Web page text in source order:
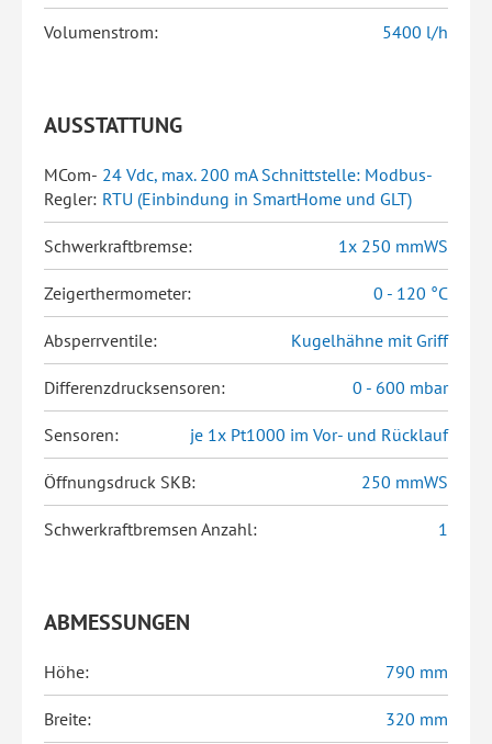
Volumenstrom: 5400 l/h
AUSSTATTUNG
MCom-
Regler:
24 Vdc, max. 200 mA Schnittstelle: Modbus-
RTU (Einbindung in SmartHome und GLT)
Schwerkraftbremse: 1x 250 mmWS
Zeigerthermometer: 0 - 120 °C
Absperrventile: Kugelhähne mit Griff
Differenzdrucksensoren: 0 - 600 mbar
Sensoren: je 1x Pt1000 im Vor- und Rücklauf
Öffnungsdruck SKB: 250 mmWS
Schwerkraftbremsen Anzahl: 1
ABMESSUNGEN
Höhe: 790 mm
Breite: 320 mm